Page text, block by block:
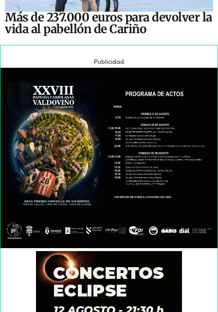
Más de 237.000 euros para devolver la
vida al pabellón de Cariño
Publicidad